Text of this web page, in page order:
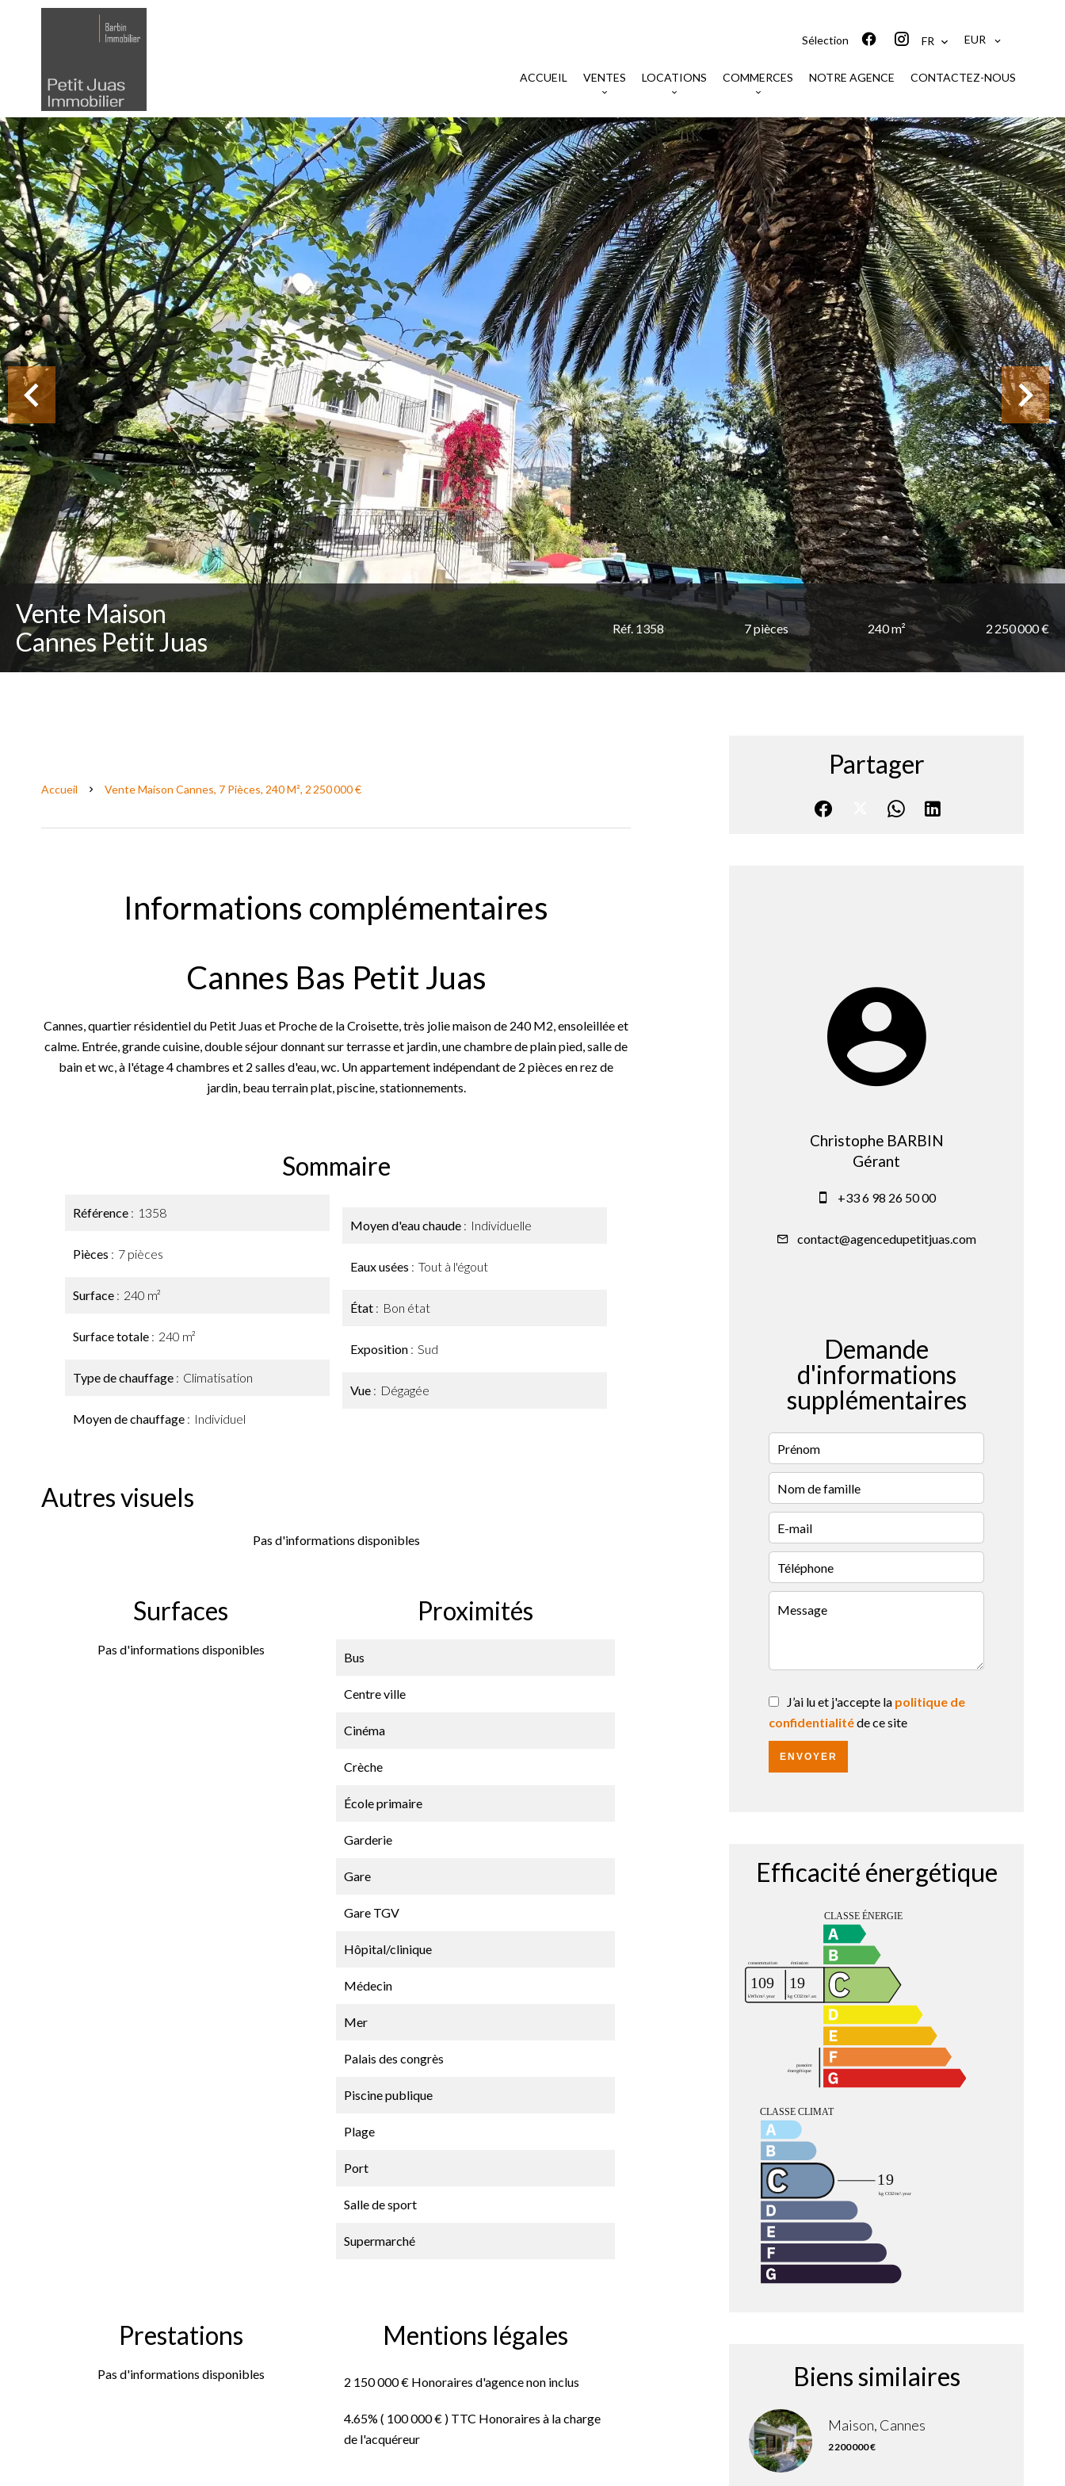
Sélection FR EUR
ACCUEIL VENTES LOCATIONS COMMERCES NOTRE AGENCE CONTACTEZ-NOUS
Vente Maison
Cannes Petit Juas
Réf. 1358 7 pièces 240 m² 2 250 000 €
Accueil Vente Maison Cannes, 7 Pièces, 240 M², 2 250 000 €
Informations complémentaires
Cannes Bas Petit Juas
Cannes, quartier résidentiel du Petit Juas et Proche de la Croisette, très jolie maison de 240 M2, ensoleillée et
calme. Entrée, grande cuisine, double séjour donnant sur terrasse et jardin, une chambre de plain pied, salle de
bain et wc, à l'étage 4 chambres et 2 salles d'eau, wc. Un appartement indépendant de 2 pièces en rez de
jardin, beau terrain plat, piscine, stationnements.
Sommaire
Référence 1358
Pièces 7 pièces
Surface 240 m²
Surface totale 240 m²
Type de chauffage Climatisation
Moyen de chauffage Individuel
Moyen d'eau chaude Individuelle
Eaux usées Tout à l'égout
État Bon état
Exposition Sud
Vue Dégagée
Autres visuels
Pas d'informations disponibles
Surfaces
Pas d'informations disponibles
Proximités
Bus
Centre ville
Cinéma
Crèche
École primaire
Garderie
Gare
Gare TGV
Hôpital/clinique
Médecin
Mer
Palais des congrès
Piscine publique
Plage
Port
Salle de sport
Supermarché
Prestations
Pas d'informations disponibles
Mentions légales
2 150 000 € Honoraires d'agence non inclus
4.65% ( 100 000 € ) TTC Honoraires à la charge
de l'acquéreur
Partager
Christophe BARBIN
Gérant
+33 6 98 26 50 00
contact@agencedupetitjuas.com
Demande
d'informations
supplémentaires
J’ai lu et j'accepte la politique de
confidentialitéde ce site
ENVOYER
Efficacité énergétique
Biens similaires
Maison, Cannes
2 200 000 €